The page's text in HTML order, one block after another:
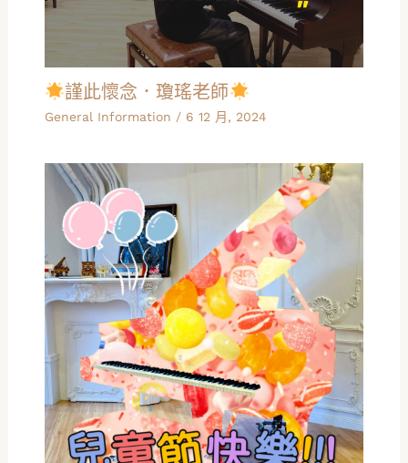
謹此懷念．瓊瑤老師
General Information / 6 12 月, 2024